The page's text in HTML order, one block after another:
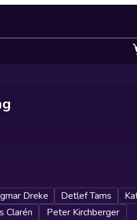
Dreke Detlef Tams
Clarén
Peter Kirchberger